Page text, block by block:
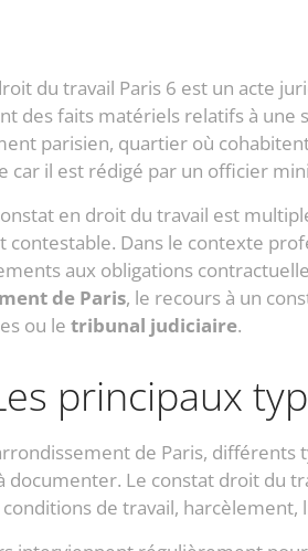
du travail Paris 6 est un acte
des faits matériels relatifs à
parisien, quartier où
car il est rédigé par un officier
en droit du travail est
contestable. Dans le contexte
aux obligations
de Paris, le recours à un
ou le tribunal judiciaire.
principaux
de Paris,
documenter. Le constat droit du
de travail,